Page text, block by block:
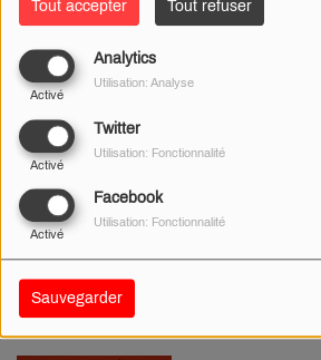
Tout accepter Tout refuser
Analytics
Activé
Utilisation: Analyse
Twitter
Activé
Utilisation: Fonctionnalité
Facebook
Activé
Utilisation: Fonctionnalité
Sauvegarder
JUSQUE 32°C
DERNIER MOT